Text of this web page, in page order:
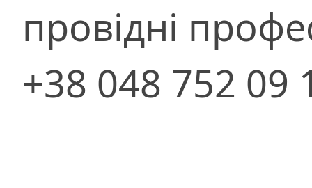
провідні
+38 048 752 09